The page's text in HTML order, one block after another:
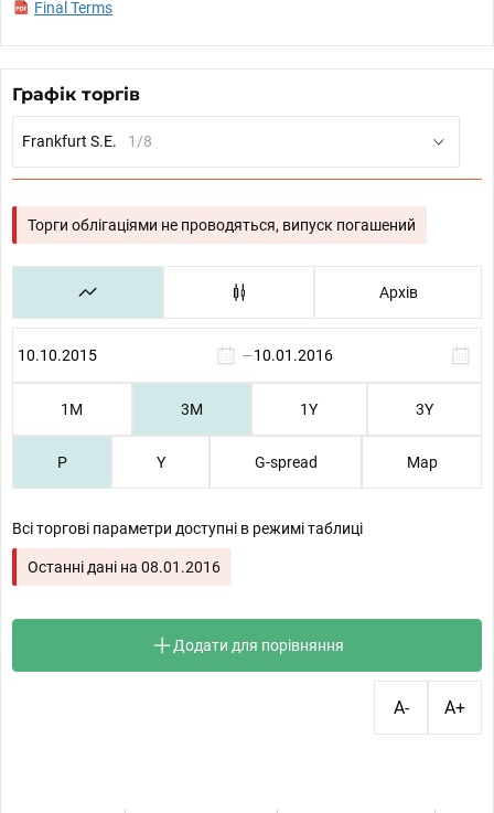
Final Terms
Графік торгів
Frankfurt S.E. 1/8
Торги облігаціями не проводяться, випуск погашений
Архів
—
1М 3М 1Y 3Y
P Y G-spread Map
Всі торгові параметри доступні в режимі таблиці
Останні дані на 08.01.2016
Додати для порівняння
A- A+